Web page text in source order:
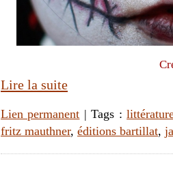
Lire la suite
Lien permanent | Tags :
fritz mauthner, éditions bartillat,